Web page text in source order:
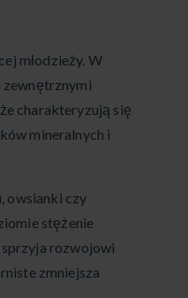
młodzieży. W
zewnętrznymi
charakteryzują się
mineralnych i
owsianki czy
stężenie
rozwojowi
zmniejsza